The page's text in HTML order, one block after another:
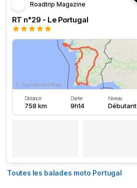
Roadtrip Magazine
RT n°29 - Le Portugal
Distance
758 km
Durée
9h14
Niveau
Débutant
Toutes les balades moto Portugal